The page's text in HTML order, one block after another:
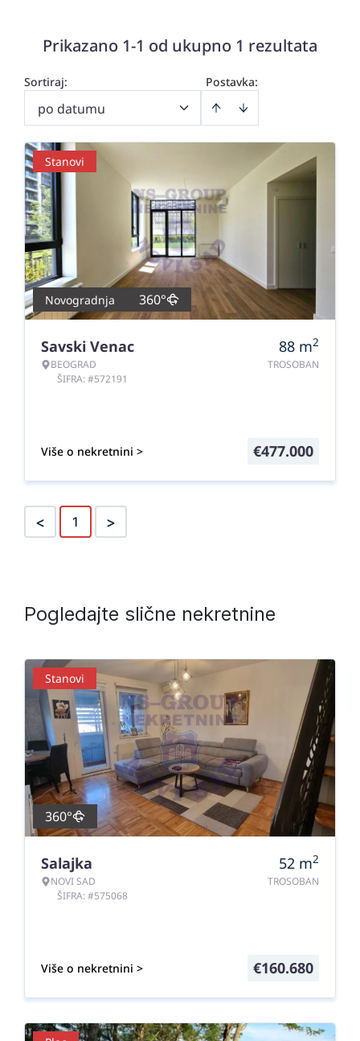
Prikazano 1-1 od ukupno 1 rezultata
Postavka:
Sortiraj:
po datumu
Stanovi
Novogradnja 360°
Savski Venac
BEOGRAD
ŠIFRA: #572191
88 m2
TROSOBAN
Više o nekretnini > €477.000
< 1 >
Pogledajte slične nekretnine
Stanovi
360°
Salajka
NOVI SAD
ŠIFRA: #575068
52 m2
TROSOBAN
Više o nekretnini > €160.680